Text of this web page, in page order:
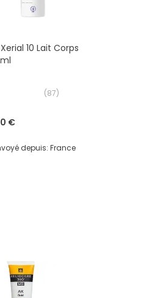
Xerial 10 Lait Corps
(87)
€
depuis: France